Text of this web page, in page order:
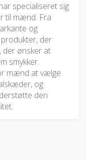
specialiseret sig
til mænd. Fra
og
der
der ønsker at
smykker.
mænd at vælge
og
den